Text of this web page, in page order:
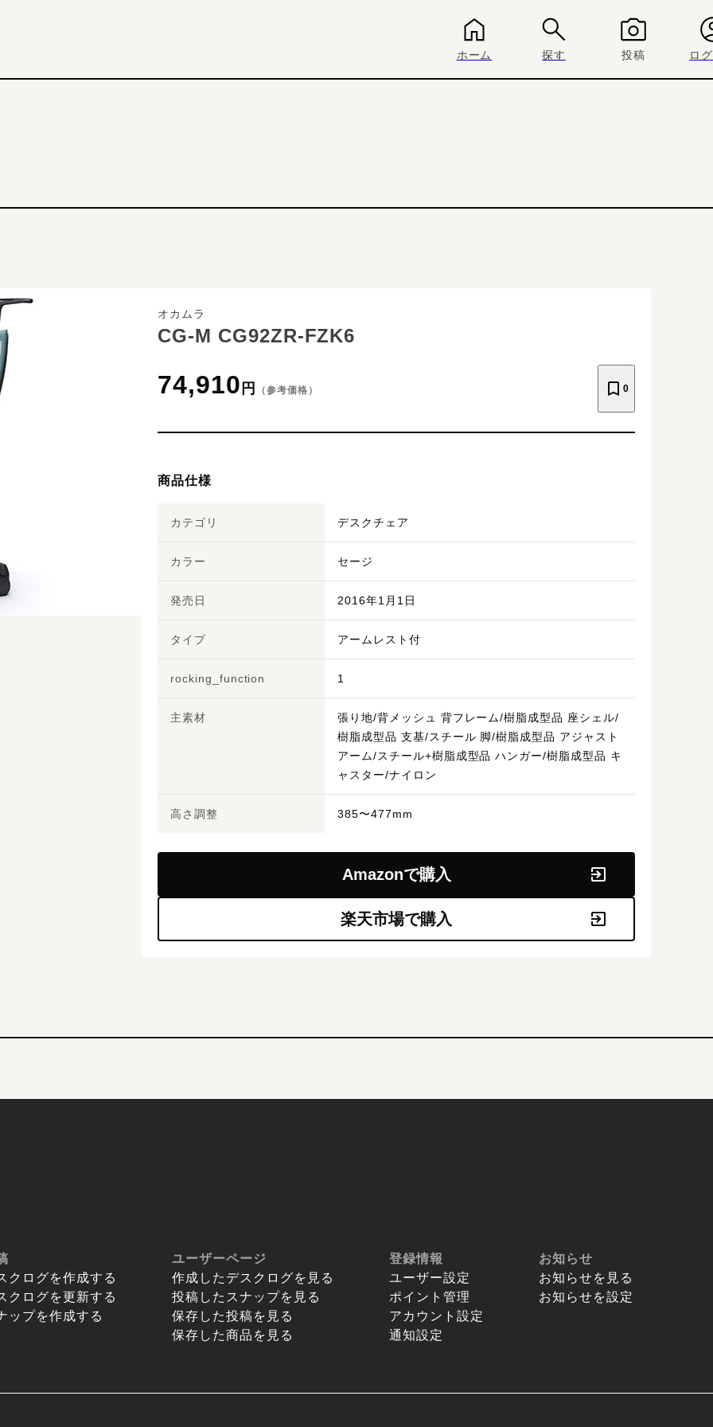
ホーム 探す 投稿 ロ
オカムラ
CG-M CG92ZR-FZK6
74,910 円 （参考価格） 0
商品仕様
カテゴリ デスクチェア
カラー セージ
発売日 2016年1月1日
タイプ アームレスト付
rocking_function 1
主素材
張り地/背メッシュ 背フレーム/樹脂成型品 座シェル/
樹脂成型品 支基/スチール 脚/樹脂成型品 アジャスト
アーム/スチール+樹脂成型品 ハンガー/樹脂成型品 キ
ャスター/ナイロン
高さ調整 385〜477mm
Amazonで購入
楽天市場で購入
クログを作成する
クログを更新する
ップを作成する
ユーザーページ
作成したデスクログを見る
投稿したスナップを見る
保存した投稿を見る
保存した商品を見る
登録情報
ユーザー設定
ポイント管理
アカウント設定
通知設定
お知らせ
お知らせを見る
お知らせを設定